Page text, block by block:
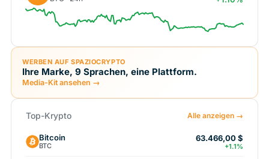
WERBEN AUF SPAZIOCRYPTO
Ihre Marke, 9 Sprachen, eine Plattform.
Media-Kit ansehen →
Top-Krypto Alle anzeigen →
Bitcoin
BTC
63.466,00 $
+1.1%